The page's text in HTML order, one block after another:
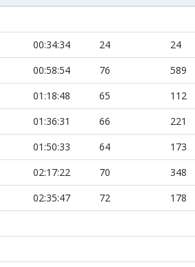
00:34:34 24
24
00:58:54 76
589
01:18:48 65
112
01:36:31 66
221
01:50:33 64
173
02:17:22 70
348
02:35:47 72
178